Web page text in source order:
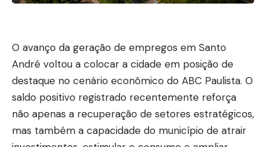
O avanço da geração de empregos em Santo
André voltou a colocar a cidade em posição de
destaque no cenário econômico do ABC Paulista. O
saldo positivo registrado recentemente reforça
não apenas a recuperação de setores estratégicos,
mas também a capacidade do município de atrair